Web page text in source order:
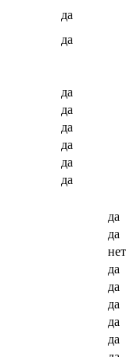
да
да
да
да
да
да
да
да
да
да
нет
да
да
да
да
да